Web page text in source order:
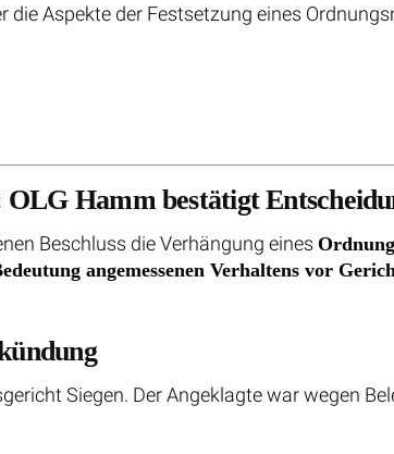
Aspekte der Festsetzung eines
Hamm bestätigt
Beschluss die Verhängung eines
angemessenen Verhaltens vor
Siegen. Der Angeklagte war wegen